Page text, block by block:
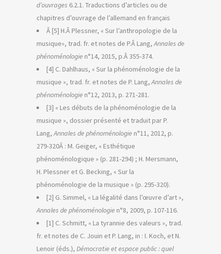
d’ouvrages 6.2.1. Traductions d’articles ou de
chapitres d’ouvrage de l’allemand en français
Â [5] H.Â Plessner, « Sur l’anthropologie de la
musique», trad. fr. et notes de P.Â Lang,Annales de
phénoménologie n°14, 2015, p.Â 355-374.
[4] C. Dahlhaus, « Sur la phénoménologie de la
musique », trad. fr. et notes de P. Lang,Annales de
phénoménologie n°12, 2013, p. 271-281.
[3] « Les débuts de la phénoménologie de la
musique », dossier présenté et traduit par P.
Lang,Annales de phénoménologie n°11, 2012, p.
279-320Â : M. Geiger, « Esthétique
phénoménologique » (p. 281-294) ; H. Mersmann,
H. Plessner et G. Becking, « Sur la
phénoménologie de la musique » (p. 295-320).
[2] G. Simmel, « La légalité dans l’œuvre d’art »,
Annales de phénoménologie n°8, 2009, p. 107-116.
[1] C. Schmitt, « La tyrannie des valeurs », trad.
fr. et notes de C. Jouin et P. Lang, in : I. Koch, et N.
Lenoir (éds.), Démocratie et espace public : quel